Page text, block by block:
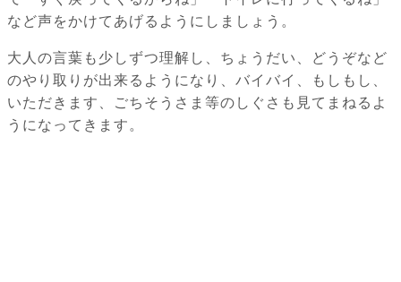
など声をかけてあげるようにしましょう。
大人の言葉も少しずつ理解し、ちょうだい、どうぞなど
のやり取りが出来るようになり、バイバイ、もしもし、
いただきます、ごちそうさま等のしぐさも見てまねるよ
うになってきます。